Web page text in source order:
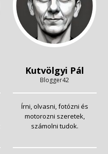
Kutvölgyi Pál
Blogger42
Írni, olvasni, fotózni és
motorozni szeretek,
számolni tudok.